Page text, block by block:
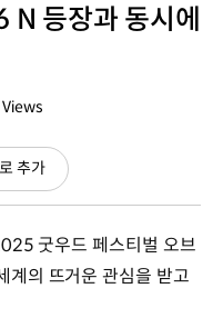
N 등장과 동시에
Views
추가(새
창
굿우드 페스티벌 오브
계의 뜨거운 관심을 받고